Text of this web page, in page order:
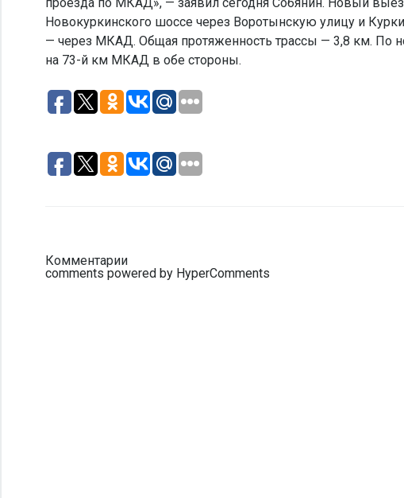
Новокуркинского шоссе через Воротынскую улицу и
— через МКАД. Общая протяженность трассы — 3,8 км. По
на 73-й км МКАД в обе стороны.
Комментарии
comments powered by HyperComments